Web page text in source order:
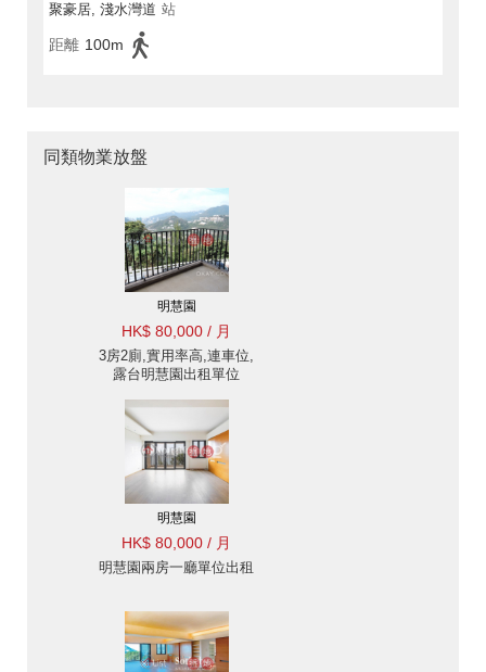
聚豪居, 淺水灣道 站
距離 100m
同類物業放盤
明慧園
HK$ 80,000 / 月
3房2廁,實用率高,連車位,
露台明慧園出租單位
明慧園
HK$ 80,000 / 月
明慧園兩房一廳單位出租